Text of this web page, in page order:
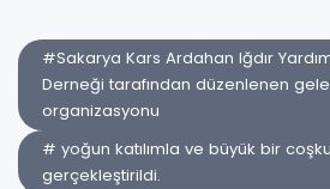
#Sakarya Kars Ardahan Iğdır
Derneği tarafından düzenlenen
organizasyonu
# yoğun katılımla ve büyük bir
gerçekleştirildi.